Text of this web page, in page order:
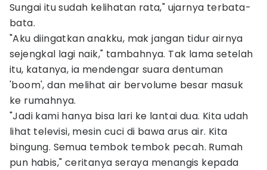
Sungai itu sudah kelihatan rata," ujarnya terbata-
bata.
"Aku diingatkan anakku, mak jangan tidur airnya
sejengkal lagi naik," tambahnya. Tak lama setelah
itu, katanya, ia mendengar suara dentuman
'boom', dan melihat air bervolume besar masuk
ke rumahnya.
"Jadi kami hanya bisa lari ke lantai dua. Kita udah
lihat televisi, mesin cuci di bawa arus air. Kita
bingung. Semua tembok tembok pecah. Rumah
pun habis," ceritanya seraya menangis kepada